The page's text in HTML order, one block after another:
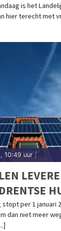
is het
hier terecht met
10:49 uur
270per 1 januari
dan niet meer